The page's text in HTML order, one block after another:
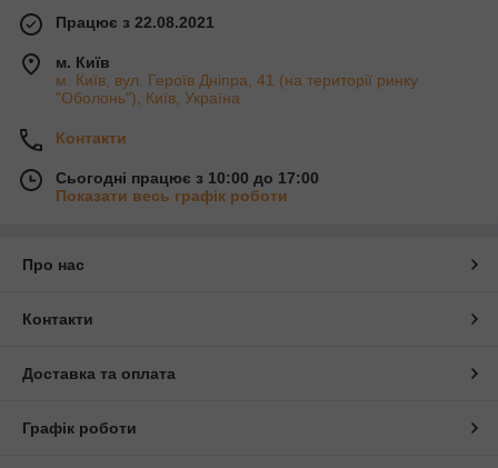
Працює з 22.08.2021
м. Київ
м. Київ, вул. Героїв Дніпра, 41 (на території ринку
"Оболонь"), Київ, Україна
Контакти
Сьогодні працює з 10:00 до 17:00
Показати весь графік роботи
Про нас
Контакти
Доставка та оплата
Графік роботи